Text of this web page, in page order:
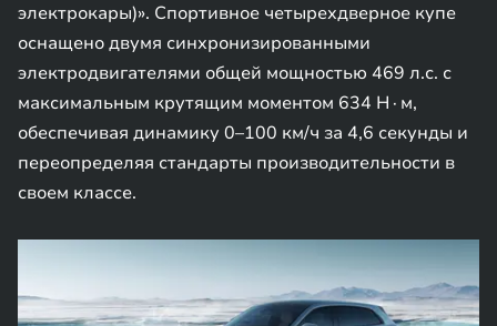
электрокары)». Спортивное четырехдверное купе
оснащено двумя синхронизированными
электродвигателями общей мощностью 469 л.с. с
максимальным крутящим моментом 634 Н∙м,
обеспечивая динамику 0–100 км/ч за 4,6 секунды и
переопределяя стандарты производительности в
своем классе.